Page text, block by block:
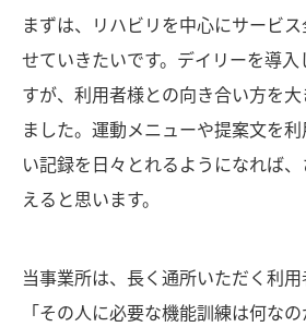
まずは、リハビリを中心にサービ
せていきたいです。デイリーを導入
すが、利用者様との向き合い方を
ました。運動メニューや提案文を
い記録を日々とれるようになれば
えると思います。
当事業所は、長く通所いただく利用
「その人に必要な機能訓練は何な